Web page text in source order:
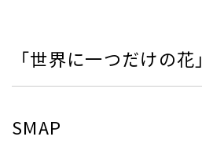
「世界に一つだけの花」
SMAP